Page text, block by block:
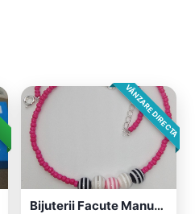
VÂNZARE DIRECTA
Bijuterii Facute Manual Din Margele De D...